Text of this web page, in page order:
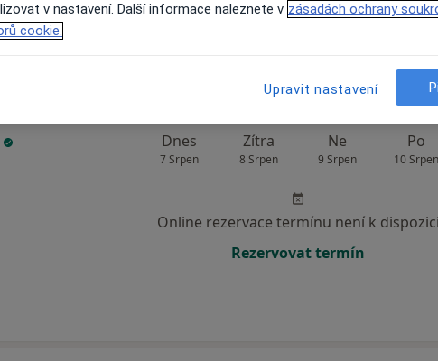
Rezervovat termín
Dnes
7 Srpen
Zítra
8 Srpen
Ne
9 Srpen
Po
10 Srpen
Online rezervace termínu není k dispozici
Rezervovat termín
v nastavení. Další informace naleznete v zásadách ochrany
cookie.
Upravit nastavení